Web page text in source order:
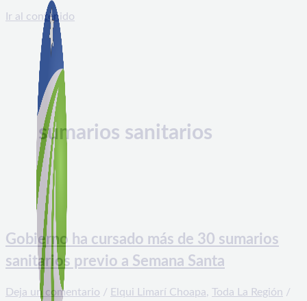
Ir al contenido
sumarios sanitarios
Gobierno ha cursado más de 30 sumarios
sanitarios previo a Semana Santa
Deja un comentario / Elqui Limarí Choapa, Toda La Región /